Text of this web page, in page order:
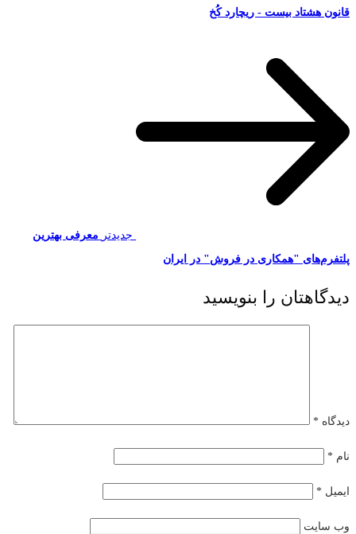
قانون هشتاد بیست - ریچارد کُخ
جدیدتر معرفی بهترین
پلتفرم‌های "همکاری در فروش" در ایران
دیدگاهتان را بنویسید
دیدگاه *
نام *
ایمیل *
وب‌ سایت